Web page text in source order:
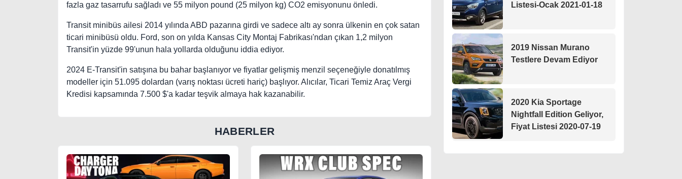
fazla gaz tasarrufu sağladı ve 55 milyon pound (25 milyon kg) CO2 emisyonunu önledi.
Transit minibüs ailesi 2014 yılında ABD pazarına girdi ve sadece altı ay sonra ülkenin en çok satan
ticari minibüsü oldu. Ford, son on yılda Kansas City Montaj Fabrikası'ndan çıkan 1,2 milyon
Transit'in yüzde 99'unun hala yollarda olduğunu iddia ediyor.
2024 E-Transit'in satışına bu bahar başlanıyor ve fiyatlar gelişmiş menzil seçeneğiyle donatılmış
modeller için 51.095 dolardan (varış noktası ücreti hariç) başlıyor. Alıcılar, Ticari Temiz Araç Vergi
Kredisi kapsamında 7.500 $'a kadar teşvik almaya hak kazanabilir.
HABERLER
Listesi-Ocak 2021-01-18
2019 Nissan Murano
Testlere Devam Ediyor
2020 Kia Sportage
Nightfall Edition Geliyor,
Fiyat Listesi 2020-07-19